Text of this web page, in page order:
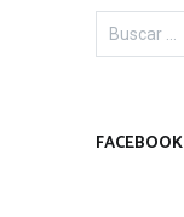
Buscar:
FACEBOOK